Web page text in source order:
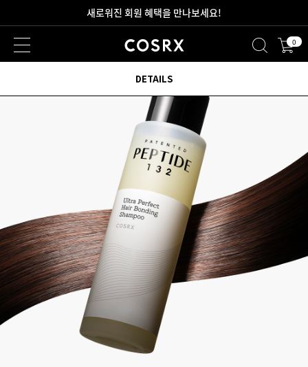
새로워진 회원 혜택을 만나보세요!
2만원 이상 무료 배송 0
DETAILS